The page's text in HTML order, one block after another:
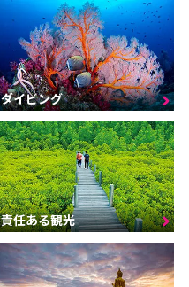
ダイビング
責任ある観光